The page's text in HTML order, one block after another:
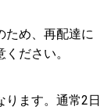
ため、再配達に
ださい。
ります。通常2日